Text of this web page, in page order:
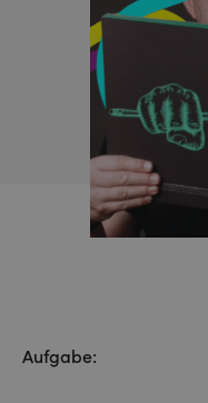
Aufgabe: